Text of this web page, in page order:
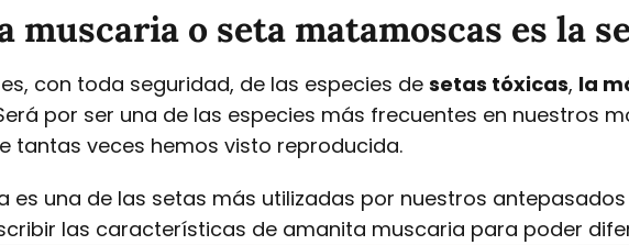
muscaria o seta matamoscas es la
con toda seguridad, de las especies de setas tóxicas, la
por ser una de las especies más frecuentes en nuestros
tantas veces hemos visto reproducida.
es una de las setas más utilizadas por nuestros
las características de amanita muscaria para poder